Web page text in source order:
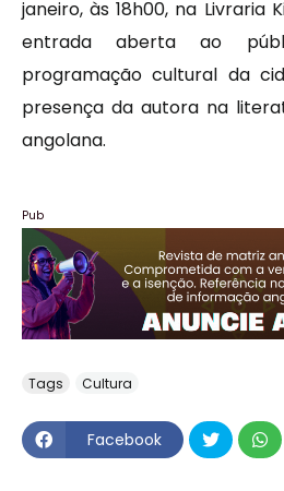
janeiro, às 18h00, na Livraria
entrada aberta ao
programação cultural da
presença da autora na
angolana.
Pub
Tags Cultura
Facebook